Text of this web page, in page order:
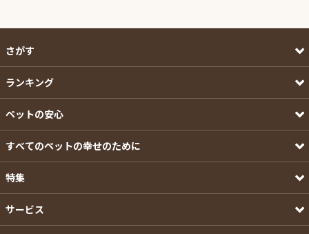
さがす
ランキング
ペットの安心
すべてのペットの幸せのために
特集
サービス